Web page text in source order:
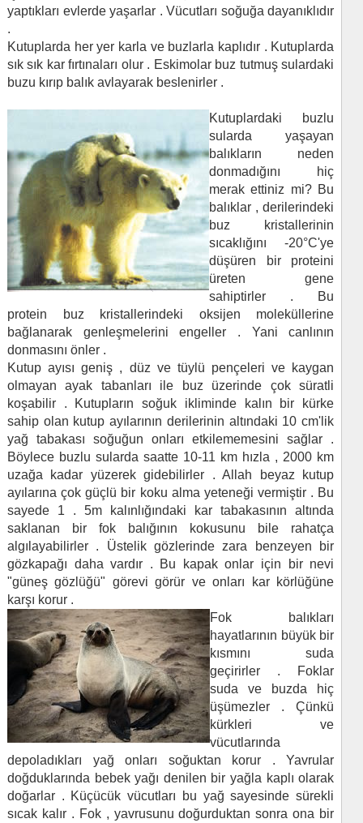
yaptıkları evlerde yaşarlar . Vücutları soğuğa dayanıklıdır
.
Kutuplarda her yer karla ve buzlarla kaplıdır . Kutuplarda
sık sık kar fırtınaları olur . Eskimolar buz tutmuş sulardaki
buzu kırıp balık avlayarak beslenirler .
Kutuplardaki buzlu
sularda yaşayan
balıkların neden
donmadığını hiç
merak ettiniz mi? Bu
balıklar , derilerindeki
buz kristallerinin
sıcaklığını -20°C'ye
düşüren bir proteini
üreten gene
sahiptirler . Bu
protein buz kristallerindeki oksijen moleküllerine
bağlanarak genleşmelerini engeller . Yani canlının
donmasını önler .
Kutup ayısı geniş , düz ve tüylü pençeleri ve kaygan
olmayan ayak tabanları ile buz üzerinde çok süratli
koşabilir . Kutupların soğuk ikliminde kalın bir kürke
sahip olan kutup ayılarının derilerinin altındaki 10 cm'lik
yağ tabakası soğuğun onları etkilememesini sağlar .
Böylece buzlu sularda saatte 10-11 km hızla , 2000 km
uzağa kadar yüzerek gidebilirler . Allah beyaz kutup
ayılarına çok güçlü bir koku alma yeteneği vermiştir . Bu
sayede 1 . 5m kalınlığındaki kar tabakasının altında
saklanan bir fok balığının kokusunu bile rahatça
algılayabilirler . Üstelik gözlerinde zara benzeyen bir
gözkapağı daha vardır . Bu kapak onlar için bir nevi
"güneş gözlüğü" görevi görür ve onları kar körlüğüne
karşı korur .
Fok balıkları
hayatlarının büyük bir
kısmını suda
geçirirler . Foklar
suda ve buzda hiç
üşümezler . Çünkü
kürkleri ve
vücutlarında
depoladıkları yağ onları soğuktan korur . Yavrular
doğduklarında bebek yağı denilen bir yağla kaplı olarak
doğarlar . Küçücük vücutları bu yağ sayesinde sürekli
sıcak kalır . Fok , yavrusunu doğurduktan sonra ona bir